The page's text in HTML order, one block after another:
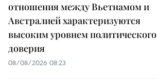
отношения между Вьетнамом и
Австралией характеризуются
высоким уровнем политического
доверия
08/08/2026 08:23